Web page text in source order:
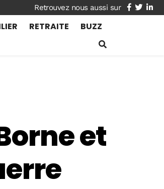
facebook
twitter
RETRAITE BUZZ
et